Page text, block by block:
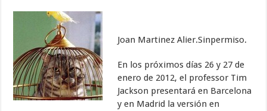
Joan Martinez Alier.Sinpermiso.
En los próximos días 26 y 27 de
enero de 2012, el professor Tim
Jackson presentará en Barcelona
y en Madrid la versión en